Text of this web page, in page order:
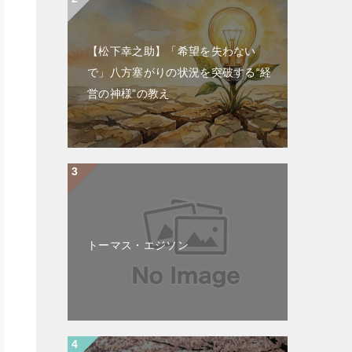
【松下幸之助】「希望を失わない
で」八方塞がりの状況を突破する“経
営の神様”の教え
トーマス・エジソン